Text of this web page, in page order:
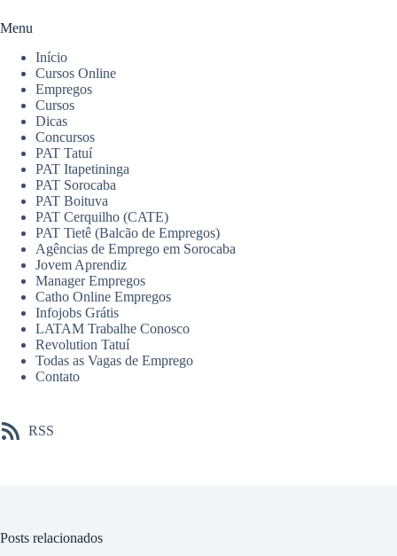
Menu
Início
Cursos Online
Empregos
Cursos
Dicas
Concursos
PAT Tatuí
PAT Itapetininga
PAT Sorocaba
PAT Boituva
PAT Cerquilho (CATE)
PAT Tietê (Balcão de Empregos)
Agências de Emprego em Sorocaba
Jovem Aprendiz
Manager Empregos
Catho Online Empregos
Infojobs Grátis
LATAM Trabalhe Conosco
Revolution Tatuí
Todas as Vagas de Emprego
Contato
RSS
Posts relacionados